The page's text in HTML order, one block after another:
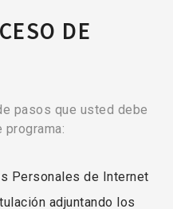
DE
pasos que usted debe
Personales de Internet
adjuntando los